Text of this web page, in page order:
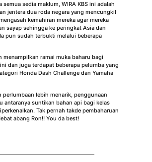
semua sedia maklum, WIRA KBS ini adalah
jentera dua roda negara yang mencungkil
kemahiran mereka agar mereka
sayap sehingga ke peringkat Asia dan
pun sudah terbukti melalui beberapa
menampilkan ramai muka baharu bagi
dan juga terdapat beberapa pelumba yang
Honda Dash Challenge dan Yamaha
perlumbaan lebih menarik, penggunaan
antaranya suntikan bahan api bagi kelas
Tak pernah takde pembaharuan
abang Ron!! You da best!